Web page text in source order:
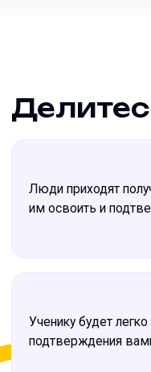
Люди приходят
им освоить и
Ученику будет
подтверждения